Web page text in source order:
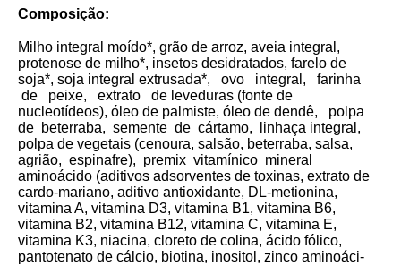
Composição:
Milho integral moído*, grão de arroz, aveia integral,
protenose de milho*, insetos desidratados, farelo de
soja*, soja integral extrusada*, ovo integral, farinha
de peixe, extrato de leveduras (fonte de
nucleotídeos), óleo de palmiste, óleo de dendê, polpa
de beterraba, semente de cártamo, linhaça integral,
polpa de vegetais (cenoura, salsão, beterraba, salsa,
agrião, espinafre), premix vitamínico mineral
aminoácido (aditivos adsorventes de toxinas, extrato de
cardo-mariano, aditivo antioxidante, DL-metionina,
vitamina A, vitamina D3, vitamina B1, vitamina B6,
vitamina B2, vitamina B12, vitamina C, vitamina E,
vitamina K3, niacina, cloreto de colina, ácido fólico,
pantotenato de cálcio, biotina, inositol, zinco aminoáci-